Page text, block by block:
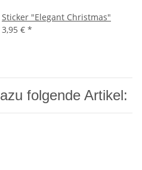
Sticker "Elegant Christmas"
3,95 € *
folgende Artikel: